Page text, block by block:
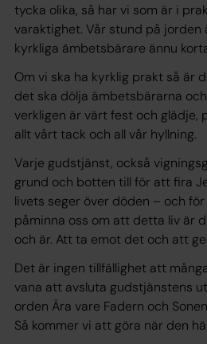
tycka olika, så har vi som är i
varaktighet. Vår stund på jorden
kyrkliga ämbetsbärare ännu
Om vi ska ha kyrklig prakt så är
det ska dölja ämbetsbärarna
verkligen är värt fest och glädje,
allt vårt tack och all vår hyllning.
Varje gudstjänst, också
grund och botten till för att fira
livets seger över döden – och
påminna oss om att detta liv är
och är. Att ta emot det och att
Det är ingen tillfällighet att
vana att avsluta gudstjänstens
orden Ära vare Fadern och
Så kommer vi att göra när den